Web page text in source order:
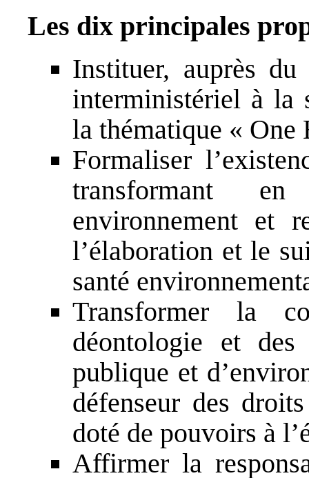
Les dix principales
Instituer, auprès
interministériel à la
la thématique « One
Formaliser
transformant
environnement et
l’élaboration et le
santé
Transformer la
déontologie et
publique et
défenseur des
doté de pouvoirs à
Affirmer la